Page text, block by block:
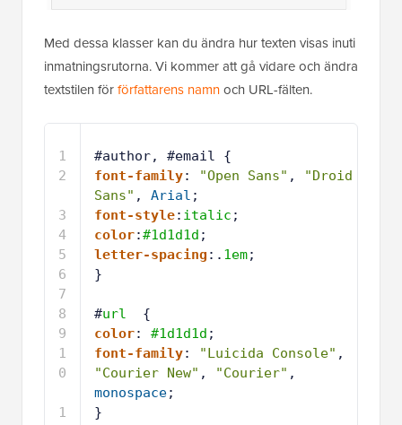
Med dessa klasser kan du ändra hur texten visas inuti
inmatningsrutorna. Vi kommer att gå vidare och ändra
textstilen förförfattarens namnoch URL-fälten.
1
2
3
4
5
6
7
8
9
1
0
1
#author, #email {
font-family: "Open Sans" ,
"Droid
Sans" , Arial ;
font-style: italic ;
color:#1d1d1d ;
letter-spacing :. 1em;
}
#url
{
color: #1d1d1d ;
font-family: "Luicida Console"
"Courier New" , "Courier"
monospace;
}